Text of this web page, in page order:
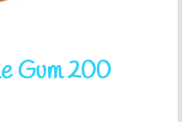
Gum 200